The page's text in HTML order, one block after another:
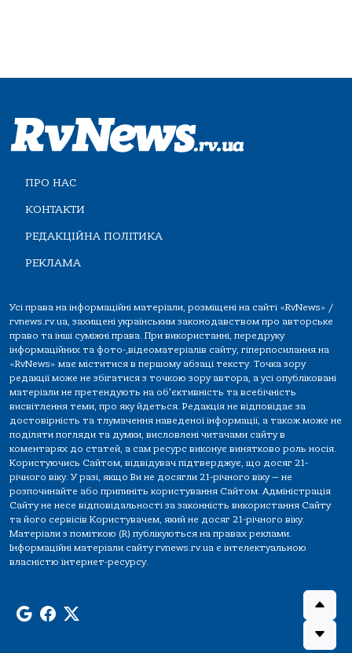
ПРО НАС
КОНТАКТИ
РЕДАКЦІЙНА ПОЛІТИКА
РЕКЛАМА
Усі права на інформаційні матеріали, розміщені на сайті «RvNews» /
rvnews.rv.ua, захищені українським законодавством про авторське
право та інші суміжні права. При використанні, передруку
інформаційних та фото-,відеоматеріалів сайту, гіперпосилання на
«RvNews» має міститися в першому абзаці тексту. Точка зору
редакції може не збігатися з точкою зору автора, а усі опубліковані
матеріали не претендують на об'єктивність та всебічність
висвітлення теми, про яку йдеться. Редакція не відповідає за
достовірність та тлумачення наведеної інформації, а також може не
поділяти погляди та думки, висловлені читачами сайту в
коментарях до статей, а сам ресурс виконує винятково роль носія.
Користуючись Сайтом, відвідувач підтверджує, що досяг 21-
річного віку. У разі, якщо Ви не досягли 21-річного віку — не
розпочинайте або припиніть користування Сайтом. Адміністрація
Сайту не несе відповідальності за законність використання Сайту
та його сервісів Користувачем, який не досяг 21-річного віку.
Матеріали з поміткою (R) публікуються на правах реклами.
Інформаційні матеріали сайту rvnews.rv.ua є інтелектуальною
власністю інтернет-ресурсу.